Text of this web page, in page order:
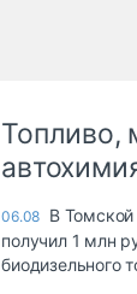
Топливо,
06.08 В Томской
получил 1 млн
биодизельного